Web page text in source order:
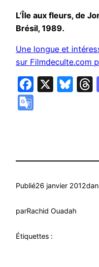
L’Île aux fleurs, de
Brésil, 1989.
Une longue et
sur Filmdeculte.com
X
Publié26 janvier 2012
parRachid Ouadah
Étiquettes :